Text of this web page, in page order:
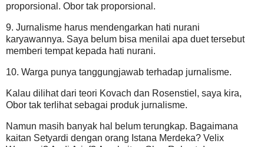
proporsional. Obor tak proporsional.
9. Jurnalisme harus mendengarkan hati nurani
karyawannya. Saya belum bisa menilai apa duet tersebut
memberi tempat kepada hati nurani.
10. Warga punya tanggungjawab terhadap jurnalisme.
Kalau dilihat dari teori Kovach dan Rosenstiel, saya kira,
Obor tak terlihat sebagai produk jurnalisme.
Namun masih banyak hal belum terungkap. Bagaimana
kaitan Setyardi dengan orang Istana Merdeka? Velix